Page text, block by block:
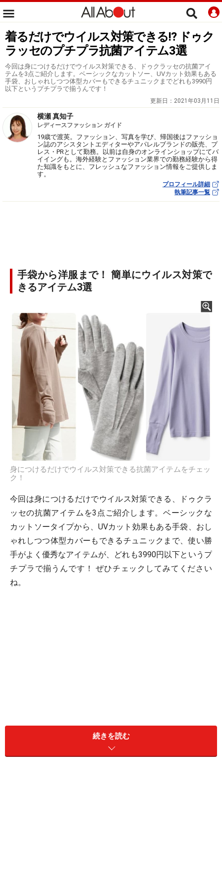
着るだけでウイルス対策できる!? ドゥク
ラッセのプチプラ抗菌アイテム3選
今回は身につけるだけでウイルス対策できる、ドゥクラッセの抗菌アイ
テムを3点ご紹介します。ベーシックなカットソー、UVカット効果もある
手袋、おしゃれしつつ体型カバーもできるチュニックまでどれも3990円
以下というプチプラで揃うんです！
更新日： 2021年03月11日
横瀬 真知子
レディースファッション ガイド
19歳で渡英。ファッション、写真を学び、帰国後はファッショ
ン誌のアシスタントエディターやアパレルブランドの販売、プ
レス・PRとして勤務。以前は自身のオンラインショップにてバ
イイングも。海外経験とファッション業界での勤務経験から得
た知識をもとに、フレッシュなファッション情報をご提供しま
す。
プロフィール詳細
執筆記事一覧
手袋から洋服まで！ 簡単にウイルス対策で
きるアイテム3選
身につけるだけでウイルス対策できる抗菌アイテムをチェッ
ク！
今回は身につけるだけでウイルス対策できる、ドゥクラ
ッセの抗菌アイテムを3点ご紹介します。ベーシックな
カットソータイプから、UVカット効果もある手袋、おし
ゃれしつつ体型カバーもできるチュニックまで、使い勝
手がよく優秀なアイテムが、どれも3990円以下というプ
チプラで揃うんです！ ぜひチェックしてみてください
ね。
1. 袖口がグローブに早変わりする優秀クル
続きを読む